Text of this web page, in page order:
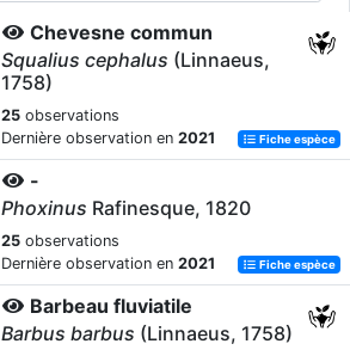
Chevesne commun
Squalius cephalus (Linnaeus,
1758)
25 observations
Dernière observation en 2021 Fiche espèce
-
Phoxinus Rafinesque, 1820
25 observations
Dernière observation en 2021 Fiche espèce
Barbeau fluviatile
Barbus barbus (Linnaeus, 1758)